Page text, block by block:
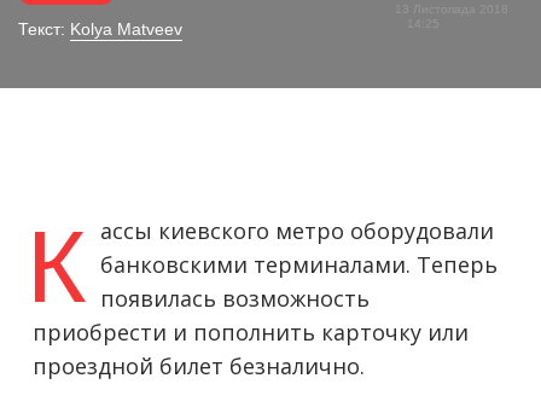
Текст: Kolya Matveev
13 Листопада 2018
К ассы киевского метро оборудовали
банковскими терминалами. Теперь
появилась возможность
приобрести и пополнить карточку или
проездной билет безналично.